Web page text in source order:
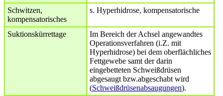
Schwitzen,
kompensatorisches
s. Hyperhidrose, kompensatorische
Suktionskürrettage
Im Bereich der Achsel angewandtes
Operationsverfahren (i.Z. mit
Hyperhidrose) bei dem oberflächliches
Fettgewebe samt der darin
eingebetteten Schweißdrüsen
abgesaugt bzw.abgeschabt wird
(Schweißdrüsenabsaugungen).